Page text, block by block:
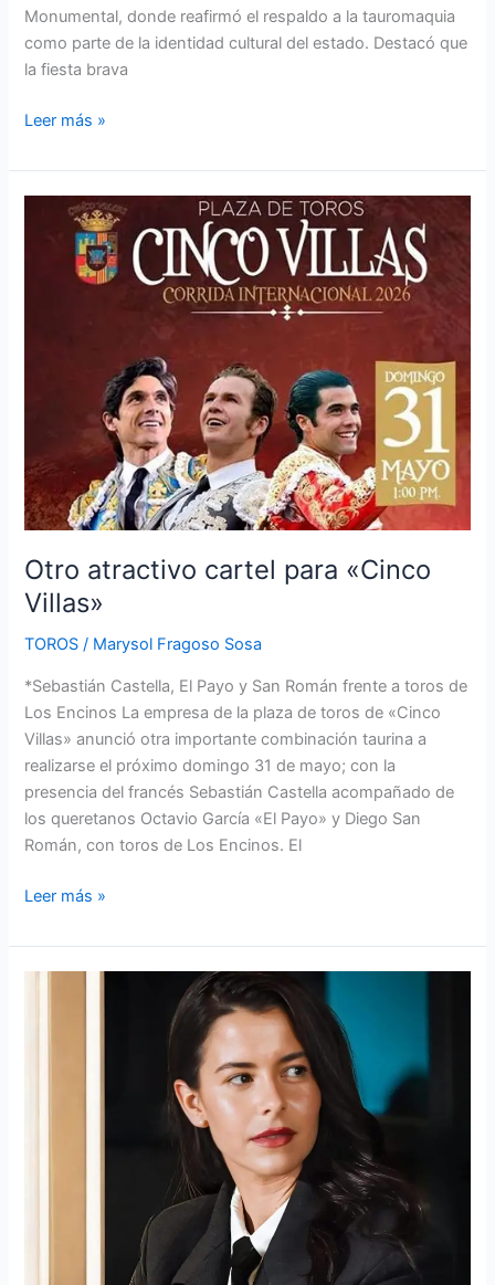
Monumental, donde reafirmó el respaldo a la tauromaquia
como parte de la identidad cultural del estado. Destacó que
la fiesta brava
Leer más »
Otro atractivo cartel para «Cinco
Villas»
TOROS / Marysol Fragoso Sosa
*Sebastián Castella, El Payo y San Román frente a toros de
Los Encinos La empresa de la plaza de toros de «Cinco
Villas» anunció otra importante combinación taurina a
realizarse el próximo domingo 31 de mayo; con la
presencia del francés Sebastián Castella acompañado de
los queretanos Octavio García «El Payo» y Diego San
Román, con toros de Los Encinos. El
atractivo
Leer más »